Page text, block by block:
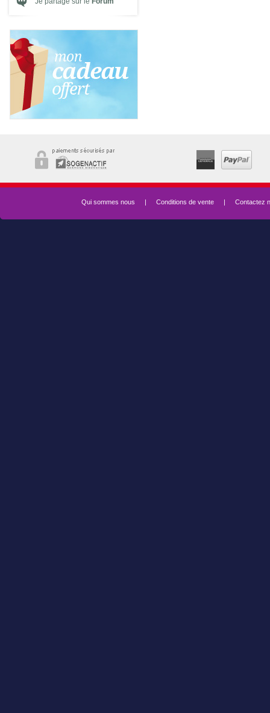
Qui sommes nous | Conditions de vente | Contactez